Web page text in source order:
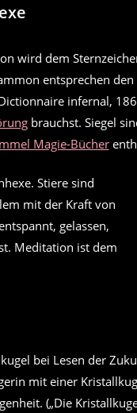
entsprechen
infernal,
brauchst. Siegel
Magie-Bücher
Stiere sind
mit der Kraft von
gelassen,
Meditation ist dem
mit einer
(„Die